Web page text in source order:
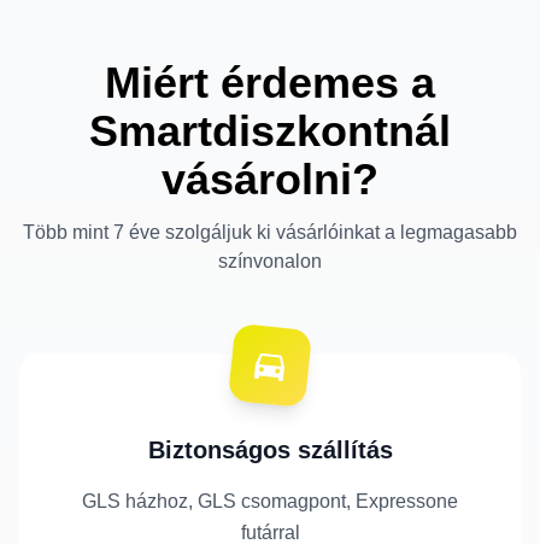
Miért érdemes a
Smartdiszkontnál
vásárolni?
Több mint 7 éve szolgáljuk ki vásárlóinkat a legmagasabb
színvonalon
Biztonságos szállítás
GLS házhoz, GLS csomagpont, Expressone
futárral